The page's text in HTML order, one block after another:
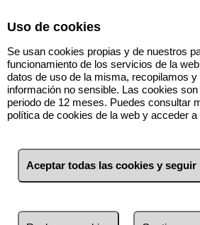
MG PREMIUM
PROPERTIES
Les ofrecemos una selección
Exclusivas de MG Premium
Fabuloso Cigarral en Toledo capital, a
Uso de cookies
Se usan cookies propias y de nuestros
funcionamiento de los servicios de la
datos de uso de la misma, recopilamos
información no sensible. Las cookies
periodo de 12 meses. Puedes consultar
política de cookies de la web y acceder
Aceptar todas las cookies y seguir